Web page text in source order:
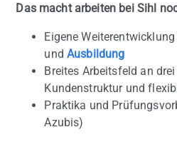
Das macht arbeiten bei Sihl
Eigene
und Ausbildung
Breites Arbeitsfeld an
Kundenstruktur und
Praktika und
Azubis)